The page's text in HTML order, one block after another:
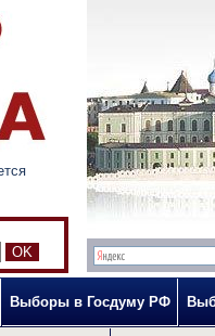
Выборы в Госдуму РФ